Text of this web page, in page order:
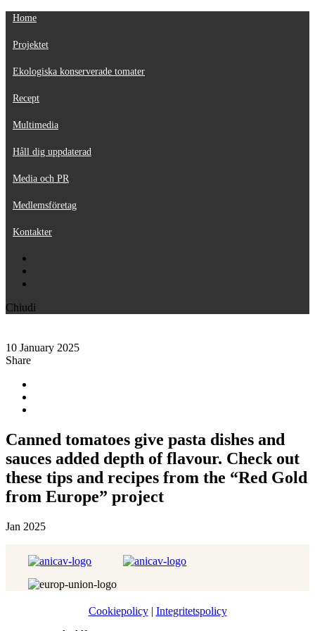
Home
Projektet
Ekologiska konserverade tomater
Recept
Multimedia
Håll dig uppdaterad
Media och PR
Medlemsföretag
Kontakter
Chiudi
10 January 2025
Share
Canned tomatoes give pasta dishes and
sauces added depth of flavour. Check out
these tips and recipes from the “Red Gold
from Europe” project
Jan 2025
Cookiepolicy| Integritetspolicy